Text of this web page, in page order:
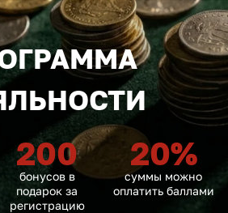
200
бонусов в
подарок за
регистрацию
20%
суммы можно
оплатить баллами